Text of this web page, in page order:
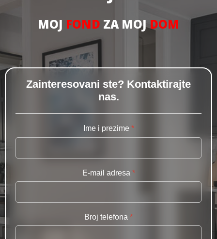
MOJ FOND ZA MOJDOM
Zainteresovani ste? Kontaktirajte
nas.
Ime i prezime *
E-mail adresa *
Broj telefona *